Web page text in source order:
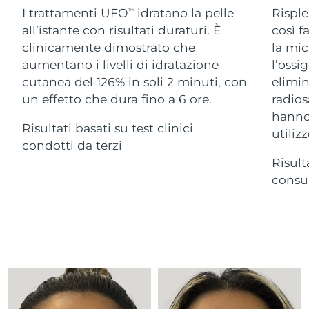
I trattamenti UFOTM
idratano la pelle
all’istante con risultati duraturi. È
clinicamente dimostrato che
aumentano i livelli di idratazione
cutanea del 126% in soli 2 minuti, con
un effetto che dura fino a 6 ore.
Risultati basati su test clinici
condotti da terzi
così
la
For healthy hair
18% PAP
Cosmetici Uomini
Vedi tutto
Israele Consegna stimata 8/15/26
Italia Consegna stimata 8/11/26
Giappone Consegna stimata 8/14/26
8/16/26
Kazakistan
8/11/26
Lituania Consegna stimata8/11/26